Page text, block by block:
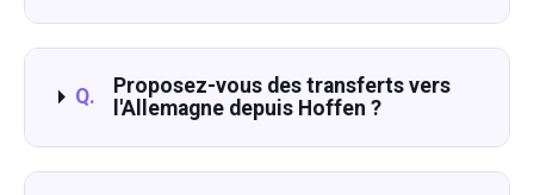
Q.
Proposez-vous des transferts vers
l'Allemagne depuis Hoffen ?